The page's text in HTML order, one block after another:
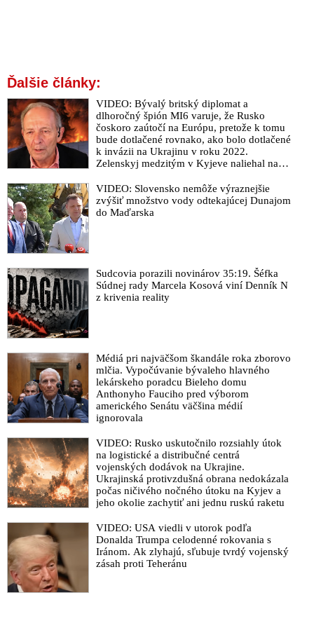
Ďalšie články:
VIDEO: Bývalý britský diplomat a
dlhoročný špión MI6 varuje, že Rusko
čoskoro zaútočí na Európu, pretože k tomu
bude dotlačené rovnako, ako bolo dotlačené
k invázii na Ukrajinu v roku 2022.
Zelenskyj medzitým v Kyjeve naliehal na
zháňali energie pre Ukrajinu na zimu. Putin
vraj bude mobilizovať a vojna sa do zimy
pravdepodobne neskončí
VIDEO: Slovensko nemôže výraznejšie
zvýšiť množstvo vody odtekajúcej Dunajom
do Maďarska
Sudcovia porazili novinárov 35:19. Šéfka
Súdnej rady Marcela Kosová viní Denník N
z krivenia reality
Médiá pri najväčšom škandále roka zborovo
mlčia. Vypočúvanie bývaleho hlavného
lekárskeho poradcu Bieleho domu
Anthonyho Fauciho pred výborom
amerického Senátu väčšina médií
ignorovala
VIDEO: Rusko uskutočnilo rozsiahly útok
na logistické a distribučné centrá
vojenských dodávok na Ukrajine.
Ukrajinská protivzdušná obrana nedokázala
počas ničivého nočného útoku na Kyjev a
jeho okolie zachytiť ani jednu ruskú raketu
VIDEO: USA viedli v utorok podľa
Donalda Trumpa celodenné rokovania s
Iránom. Ak zlyhajú, sľubuje tvrdý vojenský
zásah proti Teheránu